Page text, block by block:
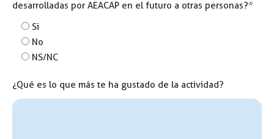
desarrolladas por AEACAP en el futuro a otras personas?*
Si
No
NS/NC
¿Qué es lo que más te ha gustado de la actividad?